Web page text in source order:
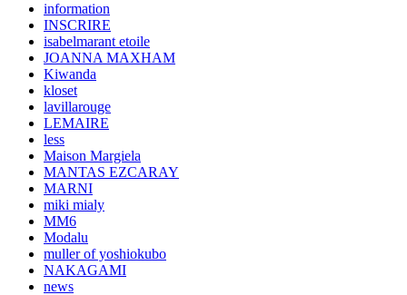
information
INSCRIRE
isabelmarant etoile
JOANNA MAXHAM
Kiwanda
kloset
lavillarouge
LEMAIRE
less
Maison Margiela
MANTAS EZCARAY
MARNI
miki mialy
MM6
Modalu
muller of yoshiokubo
NAKAGAMI
news